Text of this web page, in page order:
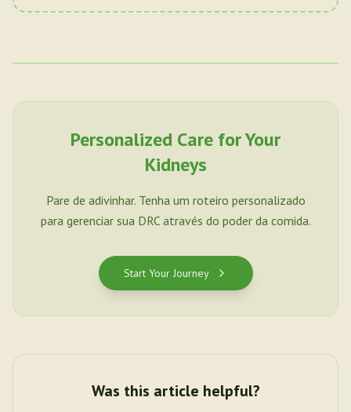
Personalized Care for Your
Kidneys
Pare de adivinhar. Tenha um roteiro personalizado
para gerenciar sua DRC através do poder da comida.
Start Your Journey
Was this article helpful?